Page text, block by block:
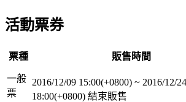
活動票券
票種 販售時間
一般
票
2016/12/09 15:00(+0800) ~ 2016/12/24
18:00(+0800) 結束販售